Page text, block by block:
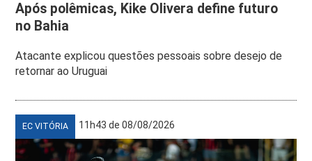
Após polêmicas, Kike Olivera define futuro
no Bahia
Atacante explicou questões pessoais sobre desejo de
retornar ao Uruguai
EC VITÓRIA 11h43 de 08/08/2026